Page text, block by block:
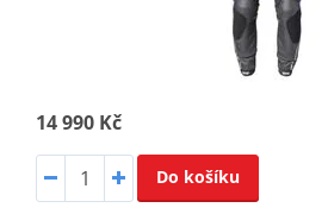
14 990 Kč
Do košíku